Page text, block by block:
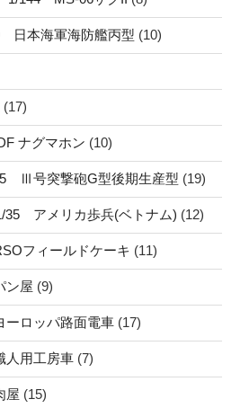
本海軍海防艦丙型 (10)
(17)
ナグマホン (10)
Ⅲ号突撃砲G型後期生産型 (19)
アメリカ歩兵(ベトナム) (12)
フィールドケーキ (11)
屋 (9)
ロッパ路面電車 (17)
用工房車 (7)
屋 (15)